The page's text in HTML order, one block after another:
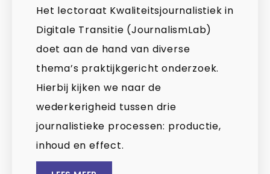
Het lectoraat Kwaliteitsjournalistiek in
Digitale Transitie (JournalismLab)
doet aan de hand van diverse
thema’s praktijkgericht onderzoek.
Hierbij kijken we naar de
wederkerigheid tussen drie
journalistieke processen: productie,
inhoud en effect.